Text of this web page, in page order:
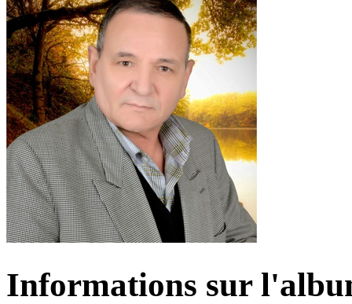
Informations sur